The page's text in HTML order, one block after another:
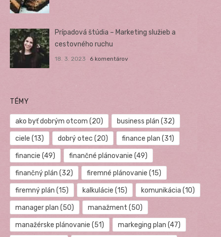
Prípadová štúdia – Marketing služieb a
cestovného ruchu
18. 3. 2023 6 komentárov
TÉMY
ako byť dobrým otcom (20) business plán (32)
ciele (13) dobrý otec (20) finance plan (31)
financie (49) finančné plánovanie (49)
finančný plán (32) firemné plánovanie (15)
firemný plán (15) kalkulácie (15) komunikácia (10)
manager plan (50) manažment (50)
manažérske plánovanie (51) markeging plan (47)